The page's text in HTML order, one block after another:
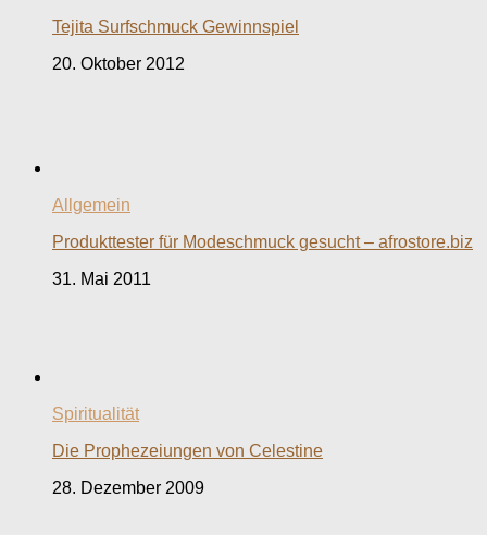
Tejita Surfschmuck Gewinnspiel
20. Oktober 2012
Allgemein
Produkttester für Modeschmuck gesucht – afrostore.biz
31. Mai 2011
Spiritualität
Die Prophezeiungen von Celestine
28. Dezember 2009